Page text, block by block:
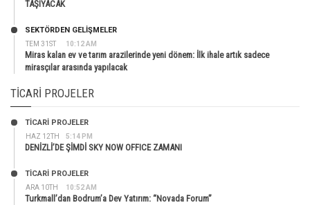
TAŞIYACAK
TEM 31ST 10:12 AM
SEKTÖRDEN GELIŞMELER
Miras kalan ev ve tarım arazilerinde yeni dönem: İlk ihale artık sadece
mirasçılar arasında yapılacak
TICARI PROJELER
HAZ 12TH 5:14 PM
TİCARİ PROJELER
DENİZLİ’DE ŞİMDİ SKY NOW OFFICE ZAMANI
ARA 10TH 10:52 AM
TİCARİ PROJELER
Turkmall’dan Bodrum’a Dev Yatırım: “Novada Forum”